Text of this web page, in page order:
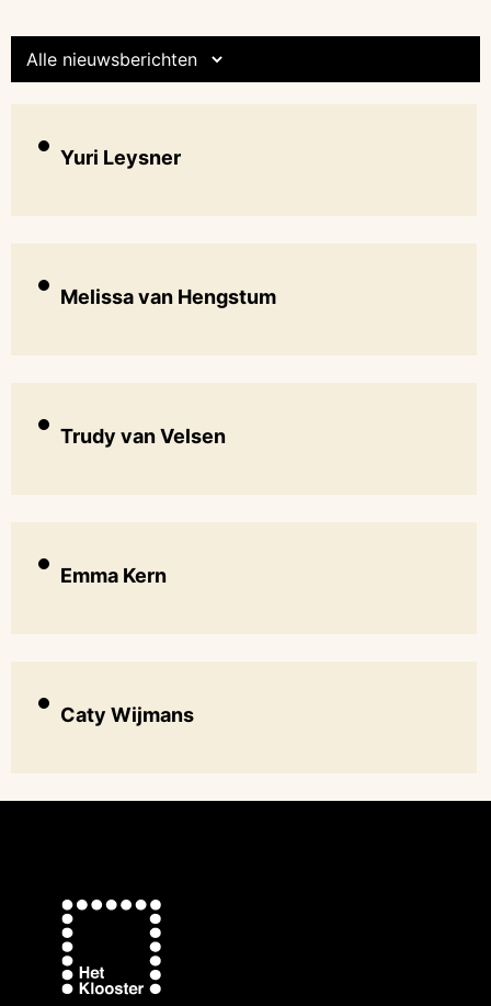
Yuri Leysner
Melissa van Hengstum
Trudy van Velsen
Emma Kern
Caty Wijmans